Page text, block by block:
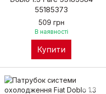
55185373
509 грн
В наявності
Купити